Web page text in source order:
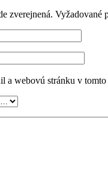
zverejnená. Vyžadované
a webovú stránku v